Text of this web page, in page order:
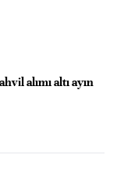
alımı altı ayın